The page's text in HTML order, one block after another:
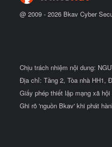
@ 2009 - 2026 Bkav Cyber
Chịu trách nhiệm nội dung:
Địa chỉ: Tầng 2, Tòa nhà HH1,
Giấy phép thiết lập mạng xã
Ghi rõ 'nguồn Bkav' khi phát